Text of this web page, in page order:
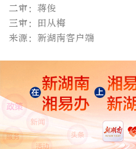
二审：蒋俊
三审：田从梅
来源：新湖南客户端